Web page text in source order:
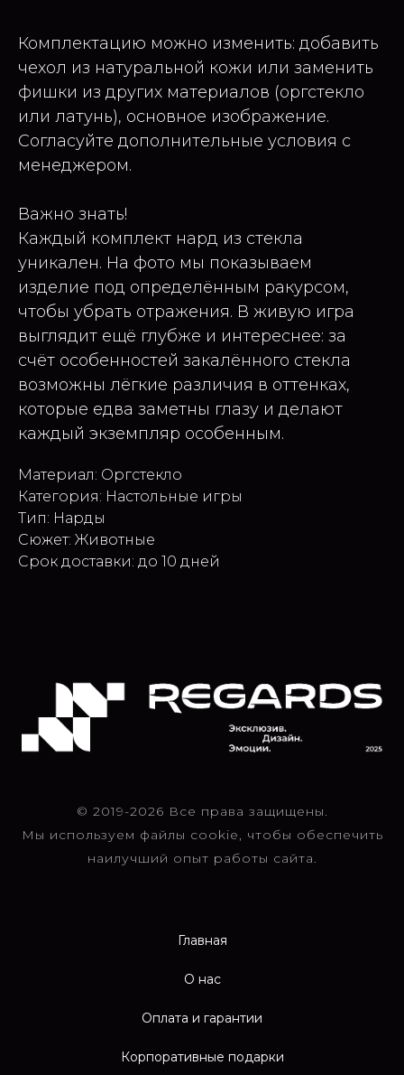
Комплектацию можно изменить: добавить
чехол из натуральной кожи или заменить
фишки из других материалов (оргстекло
или латунь), основное изображение.
Согласуйте дополнительные условия с
менеджером.
Важно знать!
Каждый комплект нард из стекла
уникален. На фото мы показываем
изделие под определённым ракурсом,
чтобы убрать отражения. В живую игра
выглядит ещё глубже и интереснее: за
счёт особенностей закалённого стекла
возможны лёгкие различия в оттенках,
которые едва заметны глазу и делают
каждый экземпляр особенным.
Материал: Оргстекло
Категория: Настольные игры
Тип: Нарды
Сюжет: Животные
Срок доставки: до 10 дней
© 2019-2026 Все права защищены.
Мы используем файлы cookie, чтобы обеспечить
наилучший опыт работы сайта.
Главная
О нас
Оплата и гарантии
Корпоративные подарки